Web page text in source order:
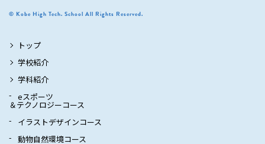
© Kobe High Tech. School All Rights Reserved.
トップ
学校紹介
学科紹介
eスポーツ
＆テクノロジーコース
イラストデザインコース
動物自然環境コース